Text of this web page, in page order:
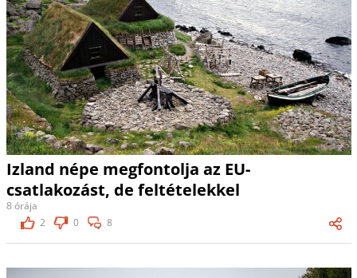
Izland népe megfontolja az EU-
csatlakozást, de feltételekkel
8 órája
2
0 8